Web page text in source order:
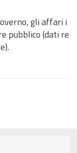
gli affari i
pubblico (dati re